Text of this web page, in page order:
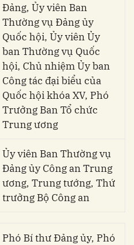
Đảng, Ủy viên Ban
Thường vụ Đảng ủy
Quốc hội, Ủy viên Ủy
ban Thường vụ Quốc
hội, Chủ nhiệm Ủy ban
Công tác đại biểu của
Quốc hội khóa XV, Phó
Trưởng Ban Tổ chức
Trung ương
Ủy viên Ban Thường vụ
Đảng ủy Công an Trung
ương, Trung tướng, Thứ
trưởng Bộ Công an
Phó Bí thư Đảng ủy, Phó